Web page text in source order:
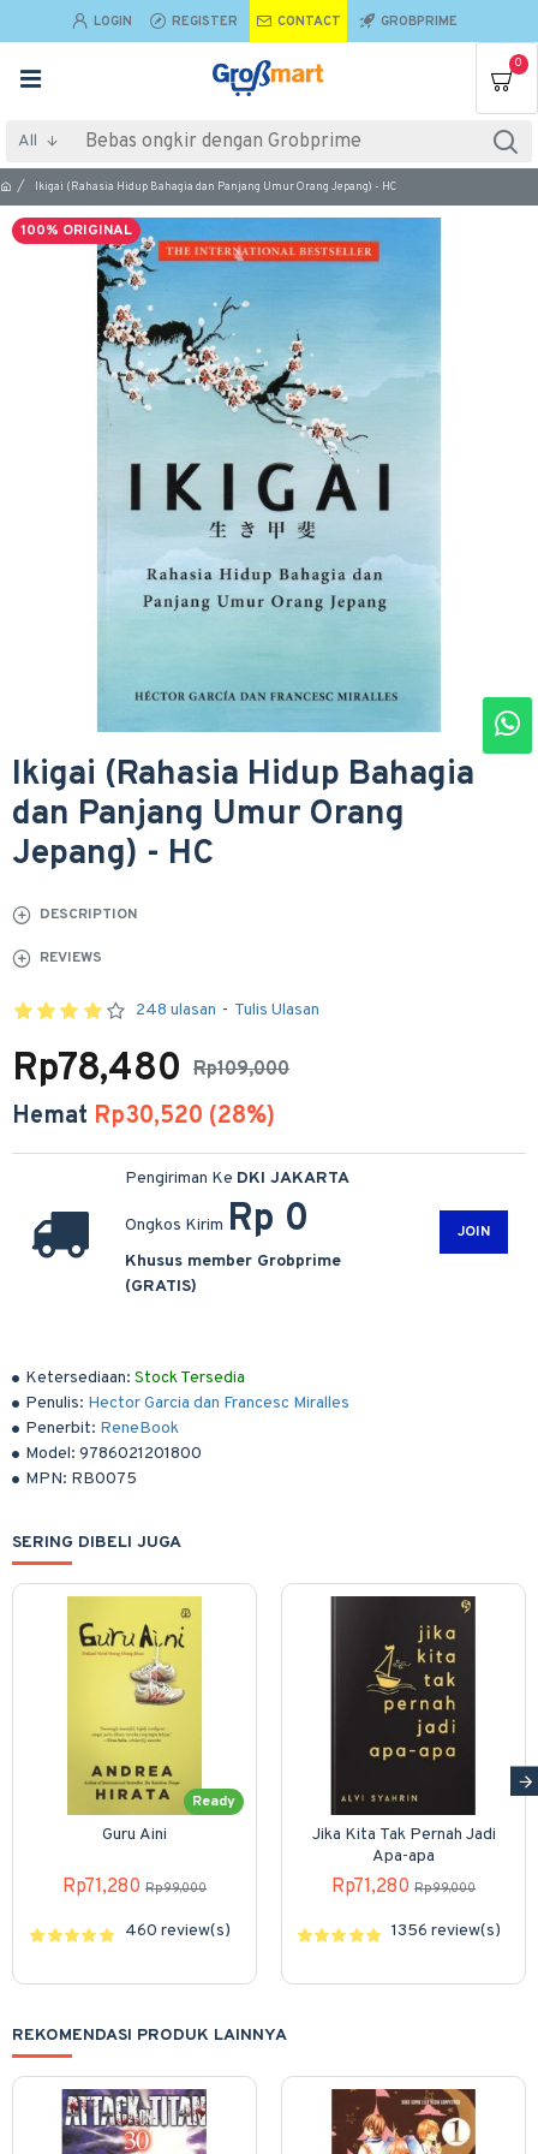
LOGIN REGISTER CONTACT GROBPRIME
0
All
Ikigai (Rahasia Hidup Bahagia dan Panjang Umur Orang Jepang) - HC
100% ORIGINAL
Ikigai (Rahasia Hidup Bahagia
dan Panjang Umur Orang
Jepang) - HC
DESCRIPTION
REVIEWS
Ketersediaan: Stock Tersedia
Penulis: Hector Garcia dan Francesc Miralles
Penerbit: ReneBook
Model: 9786021201800
MPN: RB0075
248 ulasan - Tulis Ulasan
Rp109,000
Rp78,480
Hemat Rp30,520 (28%)
Pengiriman Ke DKI JAKARTA
Ongkos Kirim Rp 0
Khusus member Grobprime
(GRATIS)
JOIN
SERING DIBELI JUGA
Ready
Guru Aini
Rp71,280 Rp99,000
460 review(s)
Jika Kita Tak Pernah Jadi
Apa-apa
Rp71,280 Rp99,000
1356 review(s)
REKOMENDASI PRODUK LAINNYA